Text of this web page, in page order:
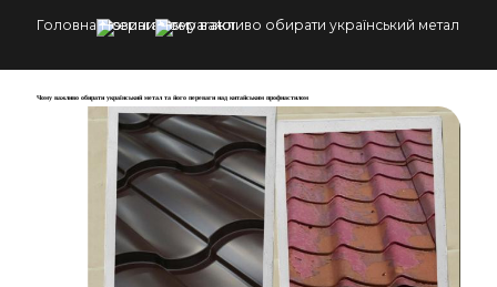
Головна Новини Чому важливо обирати український метал та
Чому важливо обирати український метал та його переваги над китайським профнастилом